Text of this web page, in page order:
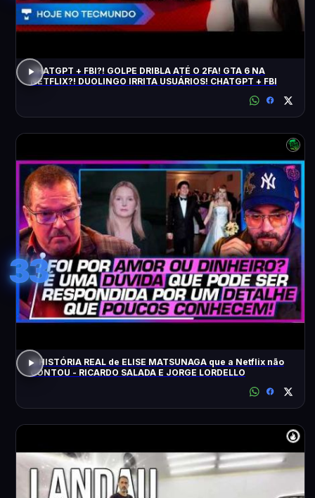
CHATGPT + FBI?! GOLPE DRIBLA ATÉ O 2FA! GTA 6 NA
NETFLIX?! DUOLINGO IRRITA USUÁRIOS! CHATGPT + FBI
33
A HISTÓRIA REAL de ELISE MATSUNAGA que a Netflix não
CONTOU - RICARDO SALADA E JORGE LORDELLO